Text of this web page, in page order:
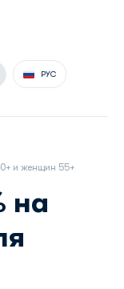
РУС
и женщин 55+
на